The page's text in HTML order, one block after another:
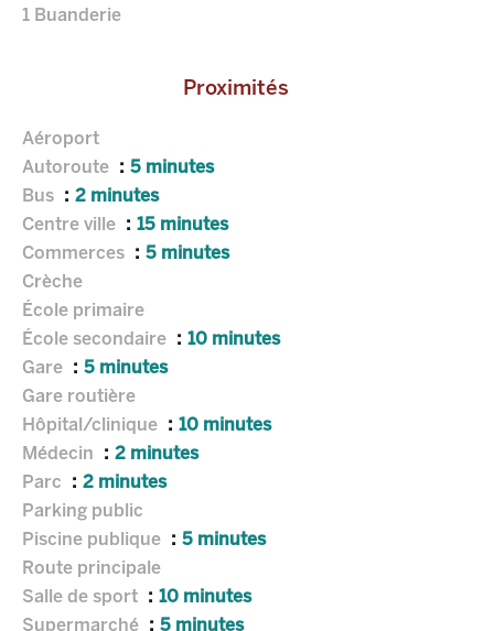
1 Buanderie
Proximités
Aéroport
Autoroute
5 minutes
Bus
2 minutes
Centre ville
15 minutes
Commerces
5 minutes
Crèche
École primaire
École secondaire
10 minutes
Gare
5 minutes
Gare routière
Hôpital/clinique
10 minutes
Médecin
2 minutes
Parc
2 minutes
Parking public
Piscine publique
5 minutes
Route principale
Salle de sport
10 minutes
Supermarché
5 minutes